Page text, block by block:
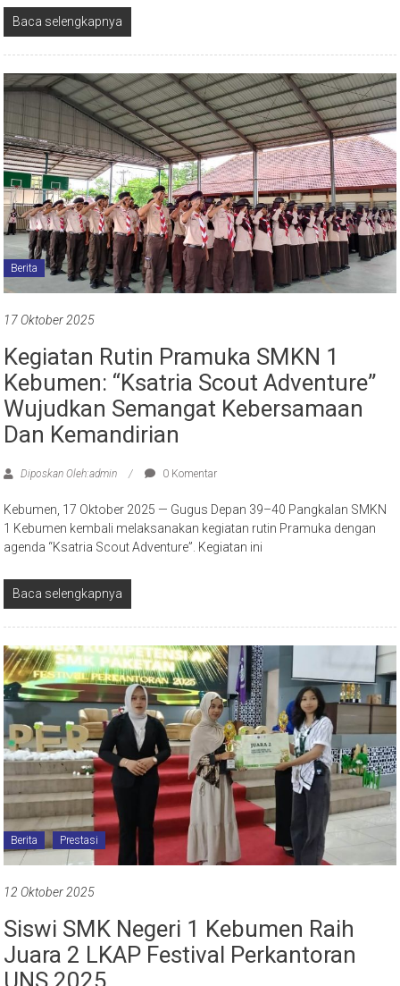
Baca selengkapnya
Berita
17 Oktober 2025
Kegiatan Rutin Pramuka SMKN 1
Kebumen: “Ksatria Scout Adventure”
Wujudkan Semangat Kebersamaan
Dan Kemandirian
Diposkan Oleh:admin 0 Komentar
Kebumen, 17 Oktober 2025 — Gugus Depan 39–40 Pangkalan SMKN
1 Kebumen kembali melaksanakan kegiatan rutin Pramuka dengan
agenda “Ksatria Scout Adventure”. Kegiatan ini
Baca selengkapnya
Berita Prestasi
12 Oktober 2025
Siswi SMK Negeri 1 Kebumen Raih
Juara 2 LKAP Festival Perkantoran
UNS 2025